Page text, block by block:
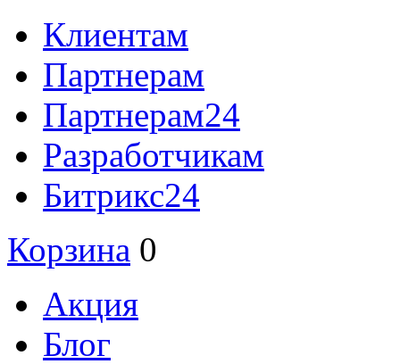
Клиентам
Партнерам
Партнерам24
Разработчикам
Битрикс24
Корзина 0
Акция
Блог